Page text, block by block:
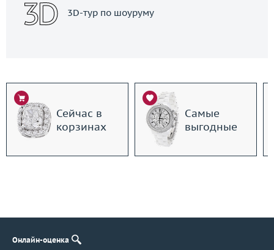
3D-тур по шоуруму
Сейчас в
корзинах
Самые
выгодные
Онлайн-оценка